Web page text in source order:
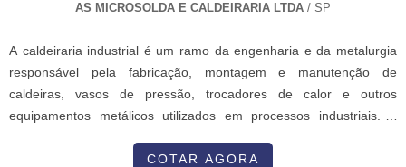
AS MICROSOLDA E CALDEIRARIA LTDA / SP
A caldeiraria industrial é um ramo da engenharia e da metalurgia
responsável pela fabricação, montagem e manutenção de
caldeiras, vasos de pressão, trocadores de calor e outros
equipamentos metálicos utilizados em processos industriais. A
de grande porte, que exigem alta precisão no corte, soldagem,
COTAR AGORA